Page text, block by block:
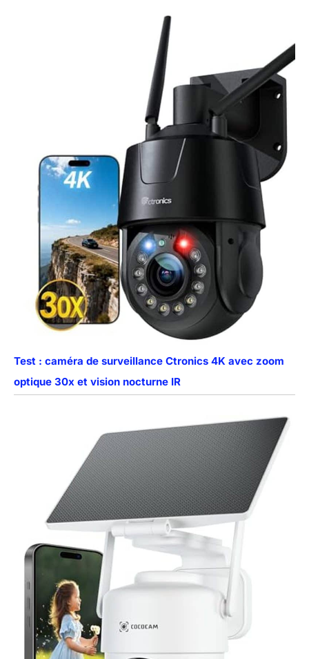
Test : caméra de surveillance Ctronics 4K avec zoom
optique 30x et vision nocturne IR